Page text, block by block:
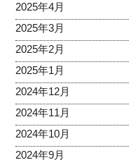
2025年4月
2025年3月
2025年2月
2025年1月
2024年12月
2024年11月
2024年10月
2024年9月